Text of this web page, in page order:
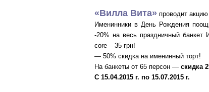
«Вилла Вита» проводит
Именинники в День Рождения
-20% на весь праздничный банкет
core – 35 грн!
— 50% скидка на именинный торт!
На банкеты от 65 персон — скидка
С 15.04.2015 г. по 15.07.2015 г.